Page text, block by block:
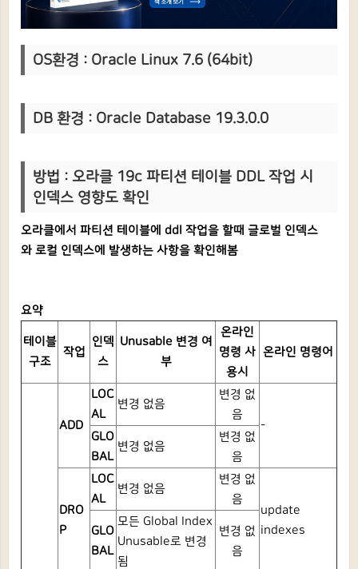
OS환경 : Oracle Linux 7.6 (64bit)
DB 환경 : Oracle Database 19.3.0.0
방법 : 오라클 19c 파티션 테이블 DDL 작업 시
인덱스 영향도 확인
오라클에서 파티션 테이블에 ddl 작업을 할때 글로벌 인덱스
와 로컬 인덱스에 발생하는 사항을 확인해봄
요약
테이블
구조
작업
인덱
스
Unusable 변경 여
부
온라인
명령 사
용시
온라인 명령어
ADD
LOC
AL
변경 없음
변경 없
음
-
GLO
BAL
변경 없음
변경 없
음
DRO
P
LOC
AL
변경 없음
변경 없
음
update
indexes
GLO
BAL
모든 Global Index
Unusable로 변경
됨
변경 없
음